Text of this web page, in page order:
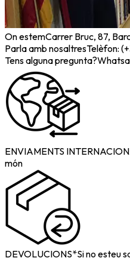
On estemCarrer Bruc, 87,
Parla amb nosaltresTelèfon:
Tens alguna pregunta?
ENVIAMENTS
món
DEVOLUCIONS*Si no esteu